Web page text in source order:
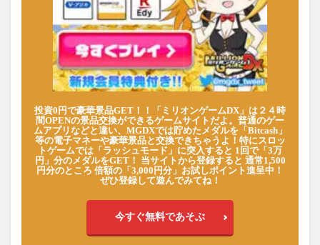
投資0円で豪華景品GET！！「ミリオンゲームDX」は２４時
間OPENの景品交換ができるゲームサイトだよ。普通のゲー
ムアプリなどと違い、MGDXでは貯めたメダルを「Bitcash」
等の電子マネーや豪華景品と交換できちゃうよ！特にスロッ
トゲームでは「ラッシュモード」に突入すると 1回で「3万
円」分のメダルをGET！ 当サイトから登録すると 通常1,500
円分のところ 倍額の「3,000円分」お試しポイント進呈中！
ぜひ登録して遊んでみてね！
今すぐ無料であそぶ